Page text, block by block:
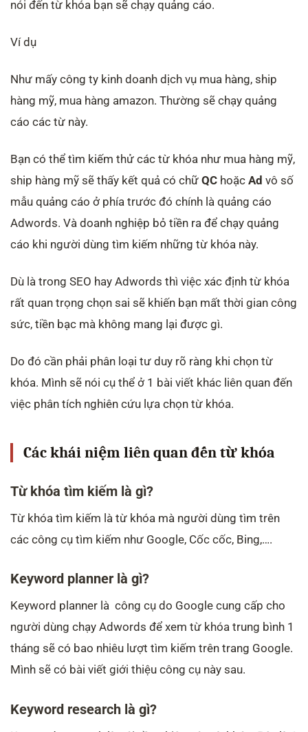
nói đến từ khóa bạn sẽ chạy quảng cáo.
Ví dụ
Như mấy công ty kinh doanh dịch vụ mua hàng, ship
hàng mỹ, mua hàng amazon. Thường sẽ chạy quảng
cáo các từ này.
Bạn có thể tìm kiếm thử các từ khóa như mua hàng mỹ,
ship hàng mỹ sẽ thấy kết quả có chữ QC hoặc Ad vô số
mẫu quảng cáo ở phía trước đó chính là quảng cáo
Adwords. Và doanh nghiệp bỏ tiền ra để chạy quảng
cáo khi người dùng tìm kiếm những từ khóa này.
Dù là trong SEO hay Adwords thì việc xác định từ khóa
rất quan trọng chọn sai sẽ khiến bạn mất thời gian công
sức, tiền bạc mà không mang lại được gì.
Do đó cần phải phân loại tư duy rõ ràng khi chọn từ
khóa. Mình sẽ nói cụ thể ở 1 bài viết khác liên quan đến
việc phân tích nghiên cứu lựa chọn từ khóa.
Các khái niệm liên quan đến từ khóa
Từ khóa tìm kiếm là gì?
Từ khóa tìm kiếm là từ khóa mà người dùng tìm trên
các công cụ tìm kiếm như Google, Cốc cốc, Bing,….
Keyword planner là gì?
Keyword planner là công cụ do Google cung cấp cho
người dùng chạy Adwords để xem từ khóa trung bình 1
tháng sẽ có bao nhiêu lượt tìm kiếm trên trang Google.
Mình sẽ có bài viết giới thiệu công cụ này sau.
Keyword research là gì?